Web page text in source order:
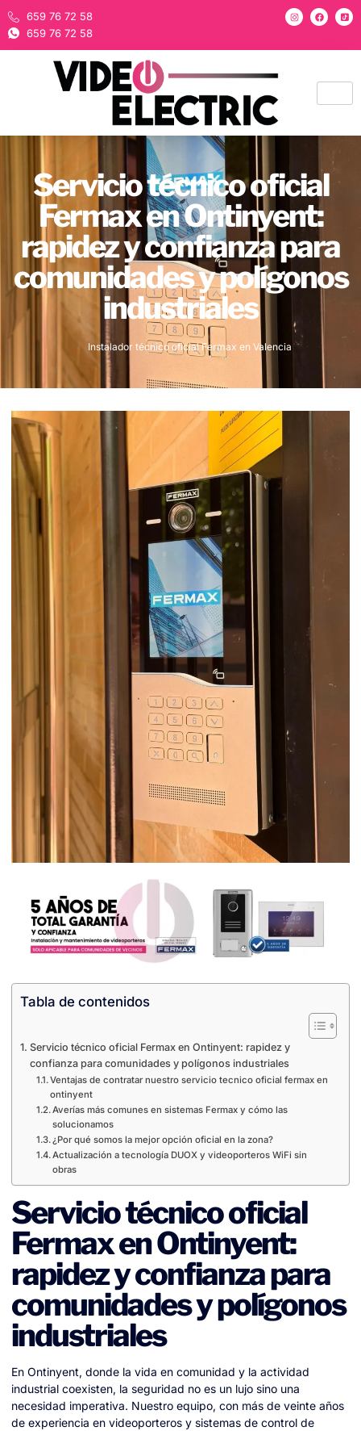
659 76 72 58
659 76 72 58
Servicio técnico oficial
Fermax en Ontinyent:
rapidez y confianza para
comunidades y polígonos
industriales
Instalador técnico oficial Fermax en Valencia
Tabla de contenidos
Servicio técnico oficial Fermax en Ontinyent: rapidez y
confianza para comunidades y polígonos industriales
Ventajas de contratar nuestro servicio tecnico oficial fermax en
ontinyent
Averías más comunes en sistemas Fermax y cómo las
solucionamos
¿Por qué somos la mejor opción oficial en la zona?
Actualización a tecnología DUOX y videoporteros WiFi sin
obras
Servicio técnico oficial
Fermax en Ontinyent:
rapidez y confianza para
comunidades y polígonos
industriales
En Ontinyent, donde la vida en comunidad y la actividad
industrial coexisten, la seguridad no es un lujo sino una
necesidad imperativa. Nuestro equipo, con más de veinte años
de experiencia en videoporteros y sistemas de control de